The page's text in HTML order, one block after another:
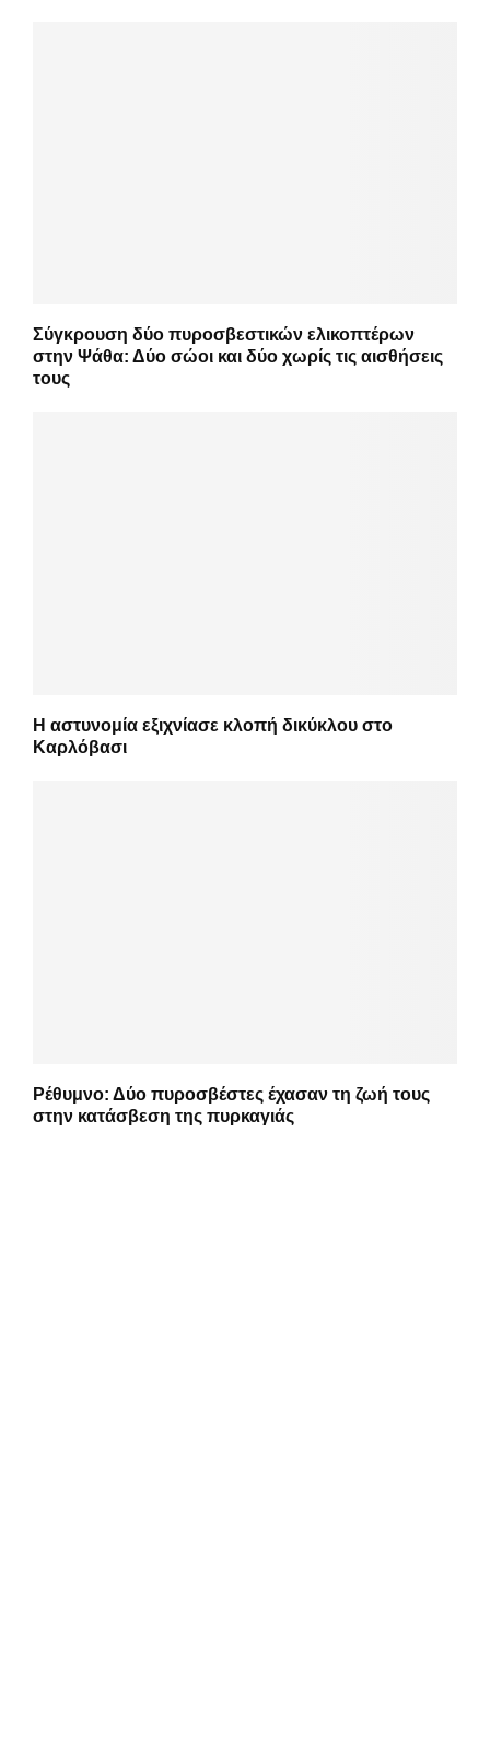
Σύγκρουση δύο πυροσβεστικών ελικοπτέρων
στην Ψάθα: Δύο σώοι και δύο χωρίς τις αισθήσεις
τους
Η αστυνομία εξιχνίασε κλοπή δικύκλου στο
Καρλόβασι
Ρέθυμνο: Δύο πυροσβέστες έχασαν τη ζωή τους
στην κατάσβεση της πυρκαγιάς